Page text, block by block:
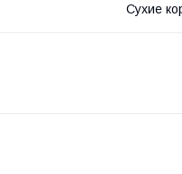
Сухие